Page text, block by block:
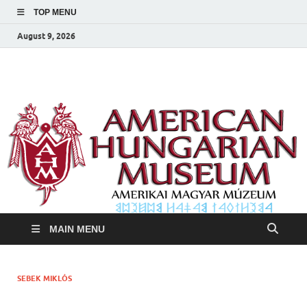
TOP MENU
August 9, 2026
Amerikai Magyar
Múzeum
MAIN MENU
SEBEK MIKLÓS